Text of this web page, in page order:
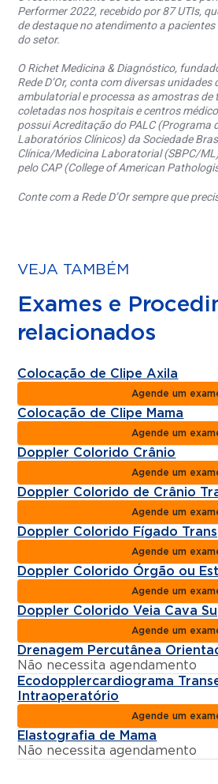
Performer 2022, recebido por 87 UTIs,
de destaque no atendimento a
do setor.
O Richet Medicina & Diagnóstico,
Rede D’Or, conta com diversas
ambulatorial e processa as amostras de
coletadas nos hospitais e centros
possui Acreditação do PALC (Programa
Laboratórios Clínicos) da Sociedade
Clínica/Medicina Laboratorial (SBPC/
pelo CAP (College of American
Conte com a Rede D’Or sempre que
VEJA TAMBÉM
Exames e
relacionados
Colocação de Clipe Axila
Agende um
Colocação de Clipe Mama
Agende um
Doppler Colorido Crânio
Agende um
Doppler Colorido de Crânio
Agende um
Doppler Colorido Fígado
Agende um
Doppler Colorido Órgão ou
Agende um
Doppler Colorido Veia Cava
Agende um
Drenagem Percutânea
Não necessita agendamento
Ecodopplercardiograma
Intraoperatório
Agende um
Elastografia de Mama
Não necessita agendamento